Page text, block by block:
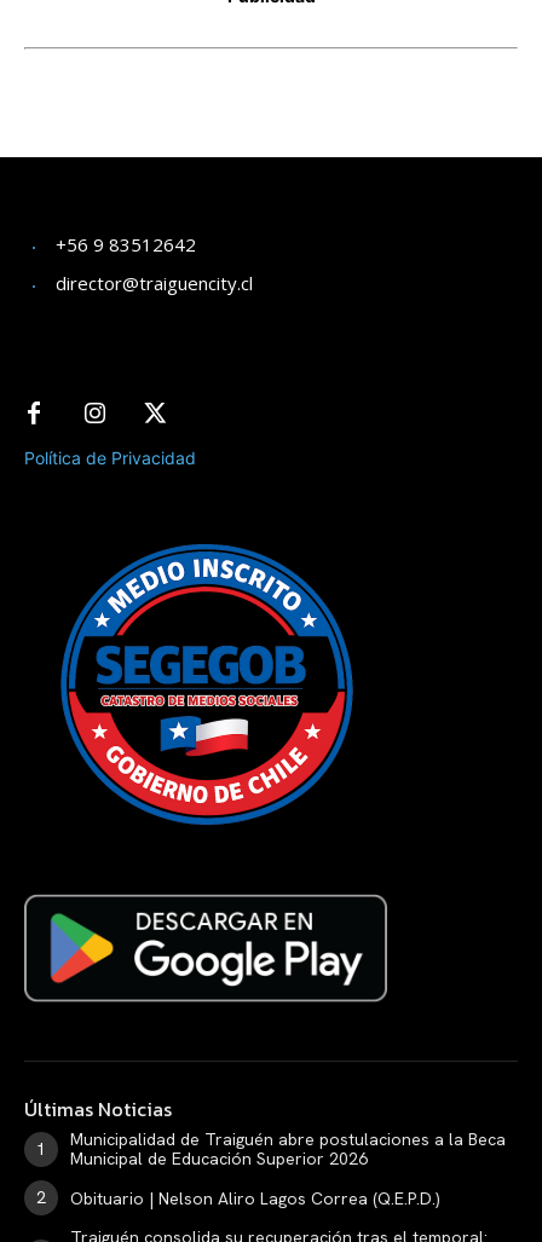
+56 9 83512642
director@traiguencity.cl
Política de Privacidad
Últimas Noticias
Municipalidad de Traiguén abre postulaciones a la Beca
Municipal de Educación Superior 2026
Obituario | Nelson Aliro Lagos Correa (Q.E.P.D.)
Traiguén consolida su recuperación tras el temporal: